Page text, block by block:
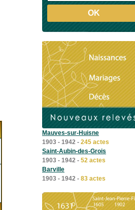
OK
Mauves-sur-Huisne
1903 - 1942 - 245 actes
Saint-Aubin-des-Grois
1903 - 1942 - 52 actes
Barville
1903 - 1942 - 83 actes
1903 - 1942- 49 actes
Villavard